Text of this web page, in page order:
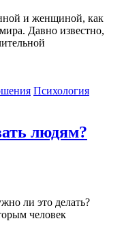
и женщиной, как
Давно известно,
Психология
людям?
ли это делать?
человек